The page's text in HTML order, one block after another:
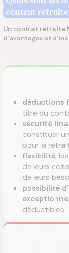
contrat retraite
Un contrat retraite
d’avantages et
déductions
titre du
sécurité
constituer
pour la
flexibilité,
de leurs
de leurs
possibilité
déductibles